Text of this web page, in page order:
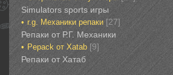
Simulators sports игры
r.g. Механики репаки [27]
Репаки от Р.Г. Механики
Рepack от Xatab [9]
Репаки от Хатаб